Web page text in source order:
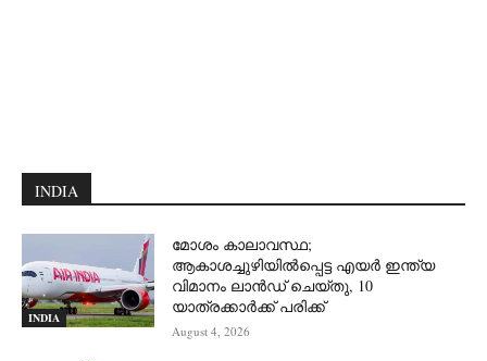
INDIA
INDIA
മോശം കാലാവസ്ഥ;
ആകാശച്ചുഴിയില്‍പ്പെട്ട എയര്‍ ഇന്ത്യ
വിമാനം ലാന്‍ഡ് ചെയ്തു, 10
യാത്രക്കാര്‍ക്ക് പരിക്ക്
August 4, 2026